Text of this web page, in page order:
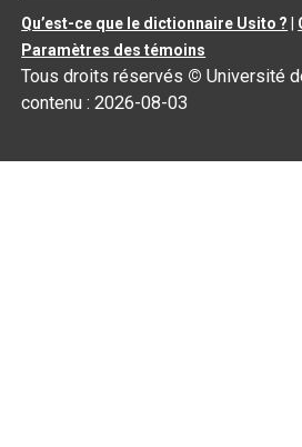
Qu’est-ce que le dictionnaire Usito ?
Paramètres des témoins
Tous droits réservés © Université
contenu :2026-08-03